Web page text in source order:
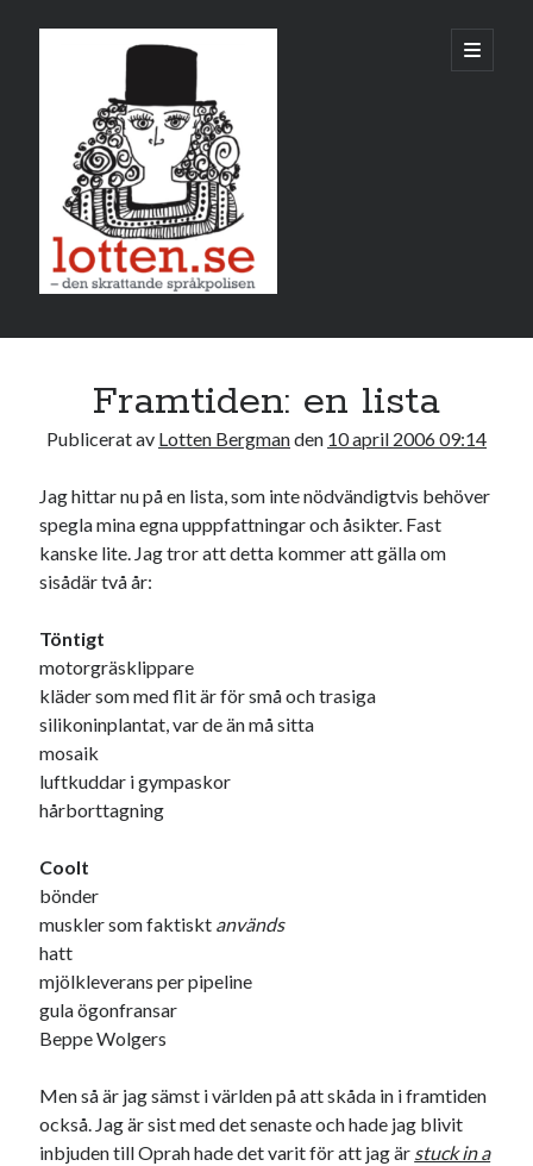
öppna
primär
Sidopanel
T O T F L
1 2
4
10 11 12 13 14 15 16
17 18 19 20 21 22 23
« mar maj »
Sök
Kategorier
Kategorier
Etiketter
#blogg100 allmänbildning barn
barnen basket corona
Framtiden: en lista
Publicerat av Lotten Bergmanden 10 april 2006 09:14
Jag hittar nu på en lista, som inte nödvändigtvis behöver
spegla mina egna upppfattningar och åsikter. Fast
kanske lite. Jag tror att detta kommer att gälla om
sisådär två år:
Töntigt
motorgräsklippare
kläder som med flit är för små och trasiga
silikoninplantat, var de än må sitta
mosaik
luftkuddar i gympaskor
hårborttagning
Coolt
bönder
muskler som faktiskt används
hatt
mjölkleverans per pipeline
gula ögonfransar
Beppe Wolgers
Men så är jag sämst i världen på att skåda in i framtiden
också. Jag är sist med det senaste och hade jag blivit
inbjuden till Oprah hade det varit för att jag är stuck in a